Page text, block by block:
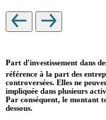
Part d'investissement dans
référence à la part des
controversées. Elles ne
impliquée dans plusieurs
Par conséquent, le montant
dessous.